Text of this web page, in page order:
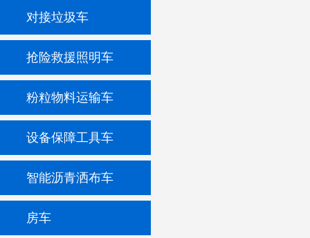
对接垃圾车
抢险救援照明车
粉粒物料运输车
设备保障工具车
智能沥青洒布车
房车